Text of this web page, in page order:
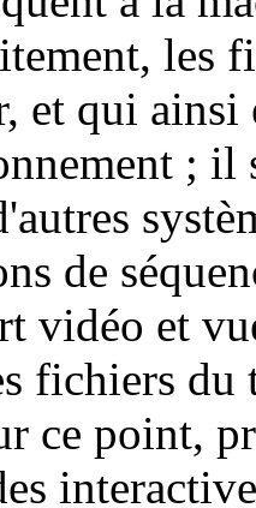
les
et qui
; il
de
vidéo et
fichiers
ce point,